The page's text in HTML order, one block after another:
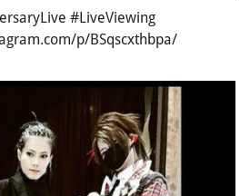
#LiveViewing
p/BSqscxthbpa/